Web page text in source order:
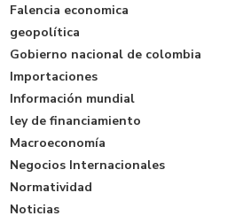
Falencia economica
geopolítica
Gobierno nacional de colombia
Importaciones
Información mundial
ley de financiamiento
Macroeconomía
Negocios Internacionales
Normatividad
Noticias